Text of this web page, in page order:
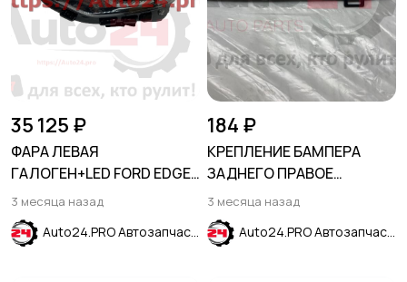
35 125 ₽
ФАРА ЛЕВАЯ
ГАЛОГЕН+LED FORD EDGE
2019-
3 месяца назад
Auto24.PRO Автозапчасти
184 ₽
КРЕПЛЕНИЕ БАМПЕРА
ЗАДНЕГО ПРАВОЕ
HYUNDAI SOLARIS 2017-
2024
3 месяца назад
Auto24.PRO Автозапчасти